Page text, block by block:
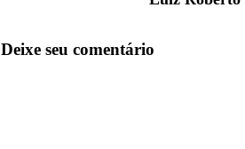
Deixe seu comentário